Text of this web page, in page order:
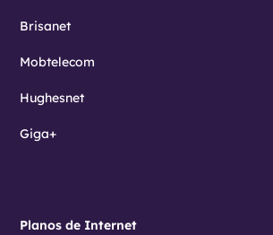
Brisanet
Mobtelecom
Hughesnet
Giga+
Planos de Internet